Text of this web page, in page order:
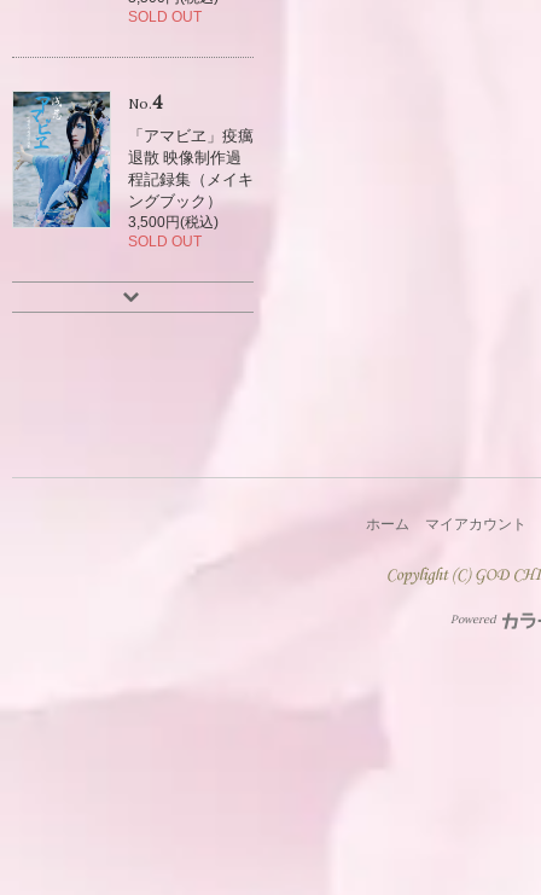
SOLD OUT
No.4
「アマビヱ」疫癘
退散 映像制作過
程記録集（メイキ
ングブック）
3,500円(税込)
SOLD OUT
ホーム マイアカウント
Powered